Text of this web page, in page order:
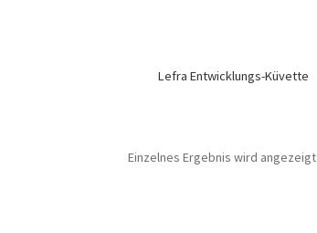
Lefra Entwicklungs-Küvette
Einzelnes Ergebnis wird angezeigt